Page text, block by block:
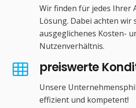
Wir finden für jedes Ihrer
Lösung. Dabei achten wir
ausgeglichenes Kosten-
Nutzenverhältnis.
preiswerte
Unsere
effizient und kompetent!